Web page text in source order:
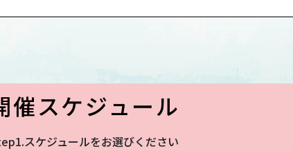
催スケジュール
スケジュールをお選びください